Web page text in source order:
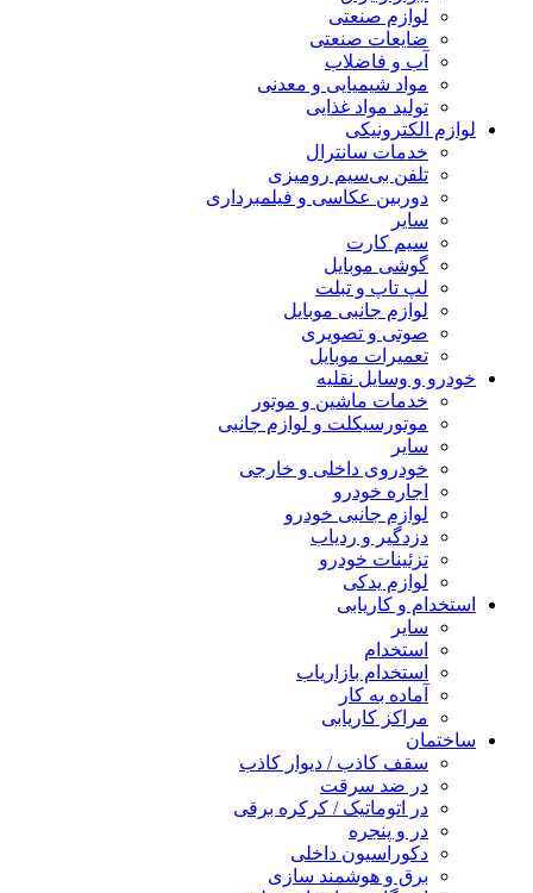
لوازم صنعتی
ضایعات صنعتی
آب و فاضلاب
مواد شیمیایی و معدنی
تولید مواد غذایی
لوازم الکترونیکی
خدمات سانترال
تلفن بی‌سیم رومیزی
دوربین عکاسی و فیلمبرداری
سایر
سیم کارت
گوشی موبایل
لپ تاپ و تبلت
لوازم جانبی موبایل
صوتی و تصویری
تعمیرات موبایل
خودرو و وسایل نقلیه
خدمات ماشین و موتور
موتورسیکلت و لوازم جانبی
سایر
خودروی داخلی و خارجی
اجاره خودرو
لوازم جانبی خودرو
دزدگیر و ردیاب
تزئینات خودرو
لوازم یدکی
استخدام و کاریابی
سایر
استخدام
استخدام بازاریاب
آماده به کار
مراکز کاریابی
ساختمان
سقف کاذب / دیوار کاذب
در ضد سرقت
در اتوماتیک / کرکره برقی
در و پنجره
دکوراسیون داخلی
برق و هوشمند سازی